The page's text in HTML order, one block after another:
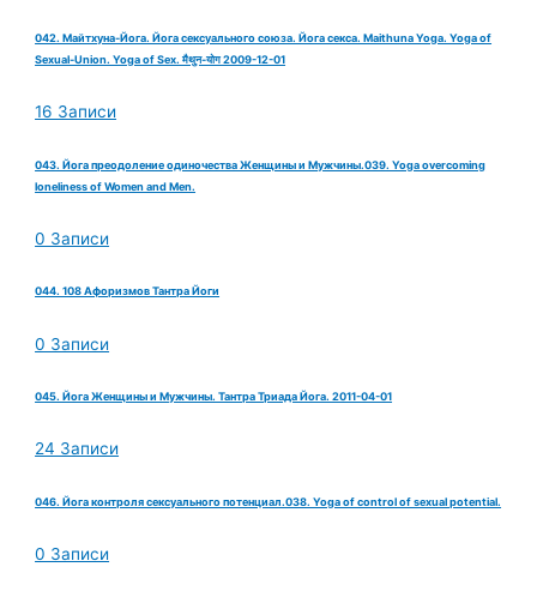
042. Майтхуна-Йога. Йога сексуального союза. Йога секса. Maithuna Yoga. Yoga of
Sexual-Union. Yoga of Sex. मैथुन-योग 2009-12-01
16 Записи
043. Йога преодоление одиночества Женщины и Мужчины.039. Yoga overcoming
loneliness of Women and Men.
0 Записи
044. 108 Афоризмов Тантра Йоги
0 Записи
045. Йога Женщины и Мужчины. Тантра Триада Йога. 2011-04-01
24 Записи
046. Йога контроля сексуального потенциал.038. Yoga of control of sexual potential.
0 Записи